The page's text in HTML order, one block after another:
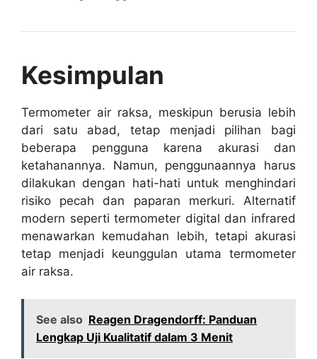
Kesimpulan
Termometer air raksa, meskipun berusia lebih
dari satu abad, tetap menjadi pilihan bagi
beberapa pengguna karena akurasi dan
ketahanannya. Namun, penggunaannya harus
dilakukan dengan hati-hati untuk menghindari
risiko pecah dan paparan merkuri. Alternatif
modern seperti termometer digital dan infrared
menawarkan kemudahan lebih, tetapi akurasi
tetap menjadi keunggulan utama termometer
air raksa.
See also Reagen Dragendorff: Panduan
Lengkap Uji Kualitatif dalam 3 Menit